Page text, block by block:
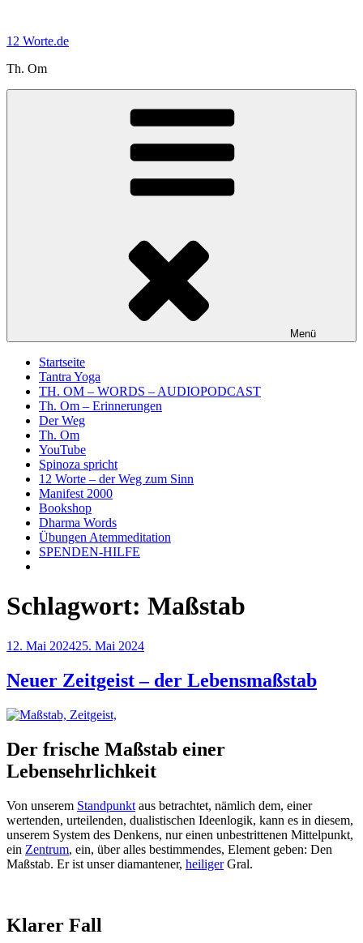
springen
12 Worte.de
Th. Om
Menü
Startseite
Tantra Yoga
TH. OM – WORDS – AUDIOPODCAST
Th. Om – Erinnerungen
Der Weg
Th. Om
YouTube
Spinoza spricht
12 Worte – der Weg zum Sinn
Manifest 2000
Bookshop
Dharma Words
Übungen Atemmeditation
SPENDEN-HILFE
Schlagwort: Maßstab
Veröffentlicht
12. Mai 202425. Mai 2024
Neuer Zeitgeist – der Lebensmaßstab
Der frische Maßstab einer
Lebensehrlichkeit
Von unserem Standpunkt aus betrachtet, nämlich dem, einer
wertenden, urteilenden, dualistischen Ideenlogik, kann es in diesem,
unserem System des Denkens, nur einen unbestrittenen Mittelpunkt,
ein Zentrum, ein, über alles bestimmendes, Element geben: Den
Maßstab. Er ist unser diamantener, heiligerGral.
Klarer Fall